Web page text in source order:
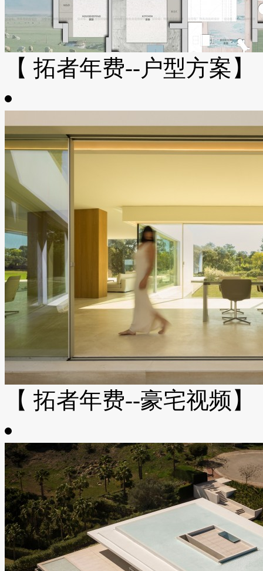
【 拓者年费--户型方案】
【 拓者年费--豪宅视频】